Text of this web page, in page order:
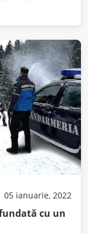
05 ianuarie, 2022
cu un